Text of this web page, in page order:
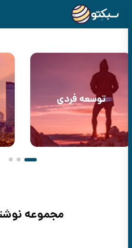
توسعه فردی
مجموعه نوشتاری